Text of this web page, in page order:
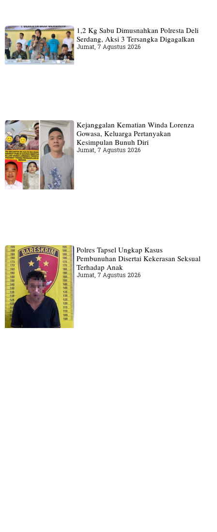
1,2 Kg Sabu Dimusnahkan Polresta Deli
Serdang, Aksi 3 Tersangka Digagalkan
Jumat, 7 Agustus 2026
Kejanggalan Kematian Winda Lorenza
Gowasa, Keluarga Pertanyakan
Kesimpulan Bunuh Diri
Jumat, 7 Agustus 2026
Polres Tapsel Ungkap Kasus
Pembunuhan Disertai Kekerasan Seksual
Terhadap Anak
Jumat, 7 Agustus 2026